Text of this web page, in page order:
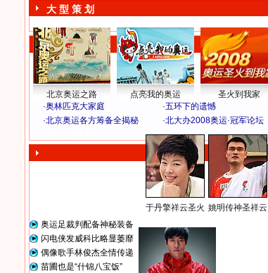
大 型 策 划
北京奥运之路 点亮我的奥运
圣火到我家
·奥林匹克大家庭 ·五环下的遗憾
·北京奥运各方筹备全揭秘 ·北大办2008奥运·冠军论坛
于丹擎祥云圣火 姚明传神圣祥云
奥运足裁判配备神秘装备
闪电侠发威科比略显萎靡
偶像歌手林俊杰全情传递
苗圃也是“什锦八宝饭”